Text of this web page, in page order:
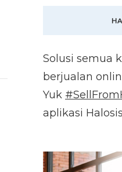
Solusi semua
berjualan
Yuk
aplikasi